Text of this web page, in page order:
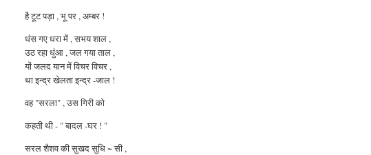
है टूट पड़ा , भू पर , अम्बर !
धंस गए धरा में , सभय शाल ,
उठ रहा धुंआ , जल गया ताल ,
यों जलद यान में विचर विचर ,
था इन्द्र खेलता इन्द्र -जाल !
वह "सरला" , उस गिरी को
कहती थी - " बादल -घर ! "
सरल शैशव की सुखद सुधि ~ सी ,